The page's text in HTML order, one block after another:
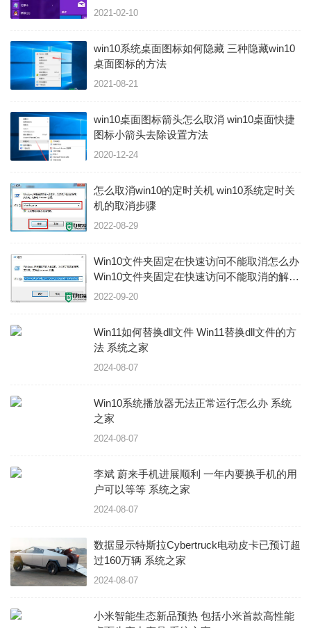
2021-02-10
win10系统桌面图标如何隐藏 三种隐藏win10
桌面图标的方法
2021-08-21
​win10桌面图标箭头怎么取消 win10桌面快捷
图标小箭头去除设置方法
2020-12-24
怎么取消win10的定时关机 win10系统定时关
机的取消步骤
2022-08-29
Win10文件夹固定在快速访问不能取消怎么办
Win10文件夹固定在快速访问不能取消的解决
方法
2022-09-20
Win11如何替换dll文件 Win11替换dll文件的方
法 系统之家
2024-08-07
Win10系统播放器无法正常运行怎么办 系统
之家
2024-08-07
李斌 蔚来手机进展顺利 一年内要换手机的用
户可以等等 系统之家
2024-08-07
数据显示特斯拉Cybertruck电动皮卡已预订超
过160万辆 系统之家
2024-08-07
小米智能生态新品预热 包括小米首款高性能